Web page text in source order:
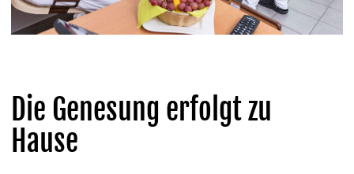
Die Genesung erfolgt zu
Hause